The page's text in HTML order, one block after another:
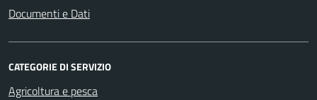
Documenti e Dati
CATEGORIE DI SERVIZIO
Agricoltura e pesca